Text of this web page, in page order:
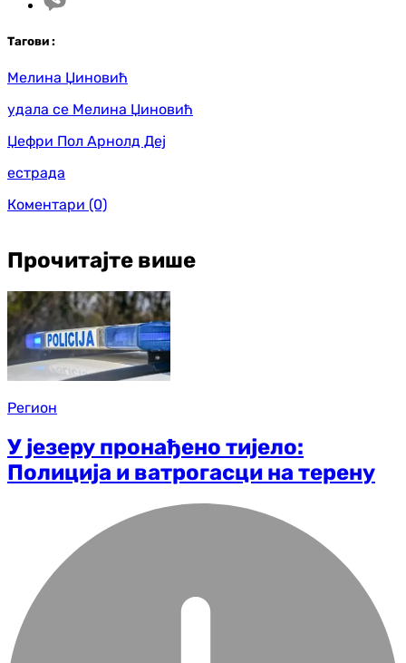
Тагови :
Мелина Џиновић
удала се Мелина Џиновић
Џефри Пол Арнолд Деј
естрада
Коментари (0)
Прочитајте више
Регион
У језеру пронађено тијело:
Полиција и ватрогасци на терену